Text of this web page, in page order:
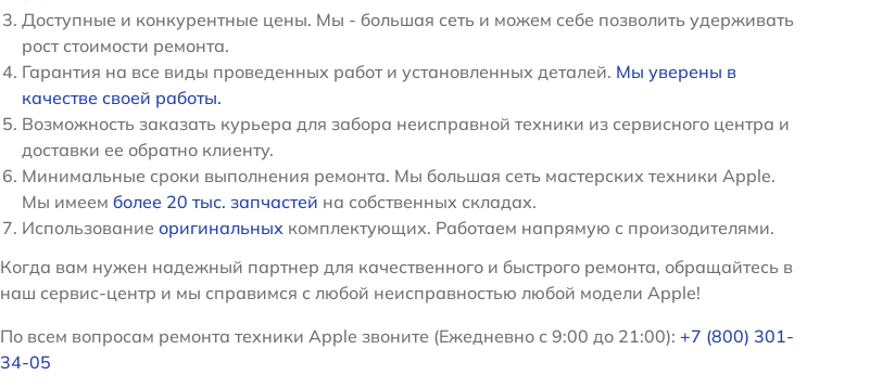
Доступные и конкурентные цены. Мы - большая сеть и можем себе позволить удерживать
рост стоимости ремонта.
Гарантия на все виды проведенных работ и установленных деталей. Мы уверены в
качестве своей работы.
Возможность заказать курьера для забора неисправной техники из сервисного центра и
доставки ее обратно клиенту.
Минимальные сроки выполнения ремонта. Мы большая сеть мастерских техники Apple.
Мы имеем более 20 тыс. запчастей на собственных складах.
Использование оригинальныхкомплектующих. Работаем напрямую с произодителями.
Когда вам нужен надежный партнер для качественного и быстрого ремонта, обращайтесь в
наш сервис-центр и мы справимся с любой неисправностью любой модели Apple!
По всем вопросам ремонта техники Apple звоните (Ежедневно с 9:00 до 21:00): +7 (800) 301-
34-05